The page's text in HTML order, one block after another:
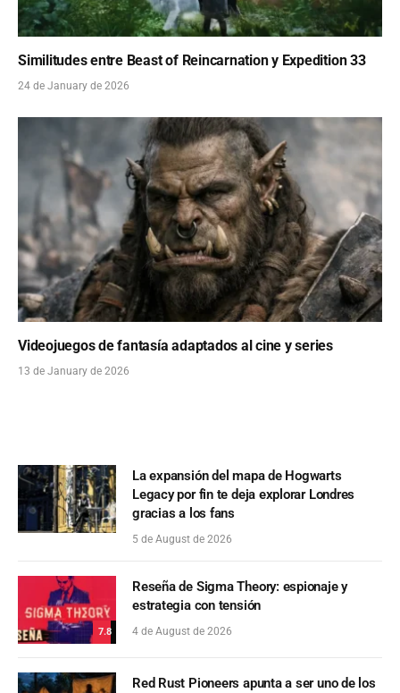
Similitudes entre Beast of Reincarnation y Expedition 33
24 de January de 2026
Videojuegos de fantasía adaptados al cine y series
13 de January de 2026
La expansión del mapa de Hogwarts
Legacy por fin te deja explorar Londres
gracias a los fans
5 de August de 2026
7.8
Reseña de Sigma Theory: espionaje y
estrategia con tensión
4 de August de 2026
Red Rust Pioneers apunta a ser uno de los